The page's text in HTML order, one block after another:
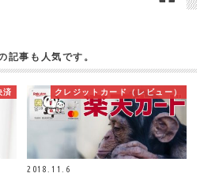
記事も人気です。
済 クレジットカード（レビュー）
2018.11.6